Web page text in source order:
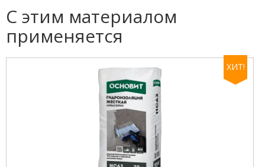
С этим материалом
применяется
ХИТ!